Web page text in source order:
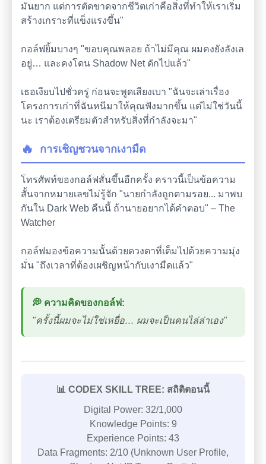
มันยาก แต่การตัดขาดจากชีวิตเก่าคือสิ่งที่ทำให้เราเริ่ม
สร้างเกราะที่แข็งแรงขึ้น"
กอล์ฟยิ้มบางๆ "ขอบคุณพลอย ถ้าไม่มีคุณ ผมคงยังลังเล
อยู่… และคงโดน Shadow Net ดักไปแล้ว"
เธอเงียบไปชั่วครู่ ก่อนจะพูดเสียงเบา "ฉันจะเล่าเรื่อง
โครงการเก่าที่ฉันหนีมาให้คุณฟังมากขึ้น แต่ไม่ใช่วันนี้
นะ เราต้องเตรียมตัวสำหรับสิ่งที่กำลังจะมา"
🔥 การเชิญชวนจากเงามืด
โทรศัพท์ของกอล์ฟสั่นขึ้นอีกครั้ง คราวนี้เป็นข้อความ
สั้นจากหมายเลขไม่รู้จัก "นายกำลังถูกตามรอย... มาพบ
กันใน Dark Web คืนนี้ ถ้านายอยากได้คำตอบ" – The
Watcher
กอล์ฟมองข้อความนั้นด้วยดวงตาที่เต็มไปด้วยความมุ่ง
มั่น "ถึงเวลาที่ต้องเผชิญหน้ากับเงามืดแล้ว"
💭 ความคิดของกอล์ฟ:
"ครั้งนี้ผมจะไม่ใช่เหยื่อ… ผมจะเป็นคนไล่ล่าเอง"
📊 CODEX SKILL TREE: สถิติตอนนี้
Digital Power: 32/1,000
Knowledge Points: 9
Experience Points: 43
Data Fragments: 2/10 (Unknown User Profile,